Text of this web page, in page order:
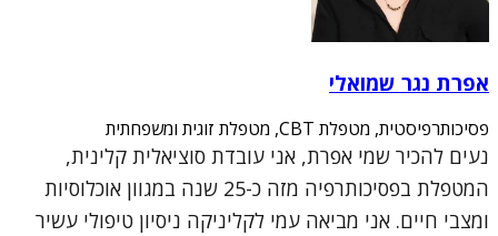
אפרת נגר שמואלי
פסיכותרפיסטית, מטפלת CBT, מטפלת זוגית ומשפחתית
נעים להכיר שמי אפרת, אני עובדת סוציאלית קלינית,
המטפלת בפסיכותרפיה מזה כ-25 שנה במגוון אוכלוסיות
ומצבי חיים. אני מביאה עמי לקליניקה ניסיון טיפולי עשיר